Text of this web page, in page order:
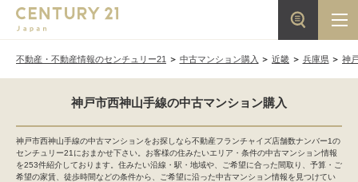
不動産・不動産情報のセンチュリー21 中古マンション購入 近畿 兵庫県 神
神戸市西神山手線の中古マンション購入
神戸市西神山手線の中古マンションをお探しなら不動産フランチャイズ店舗数ナンバー1の
センチュリー21におまかせ下さい。お客様の住みたいエリア・条件の中古マンション情報
を253件紹介しております。住みたい沿線・駅・地域や、ご希望に合った間取り、予算・ご
希望の家賃、徒歩時間などの条件から、ご希望に沿った中古マンション情報を見つけてい